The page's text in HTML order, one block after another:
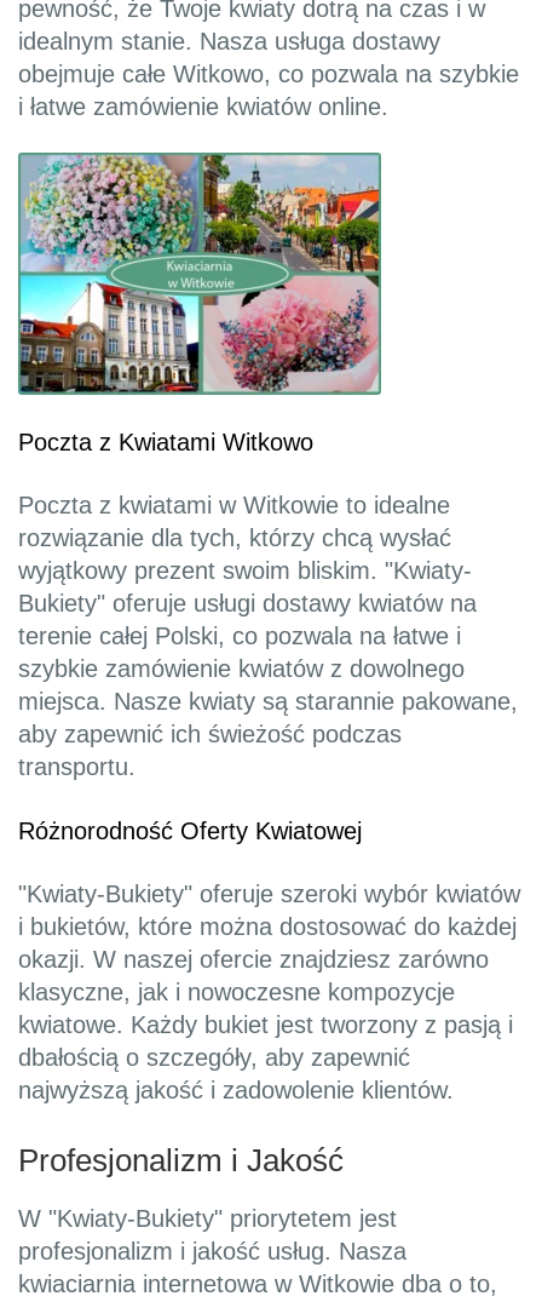
pewność, że Twoje kwiaty dotrą na czas i w
idealnym stanie. Nasza usługa dostawy
obejmuje całe Witkowo, co pozwala na szybkie
i łatwe zamówienie kwiatów online.
Poczta z Kwiatami Witkowo
Poczta z kwiatami w Witkowie to idealne
rozwiązanie dla tych, którzy chcą wysłać
wyjątkowy prezent swoim bliskim. "Kwiaty-
Bukiety" oferuje usługi dostawy kwiatów na
terenie całej Polski, co pozwala na łatwe i
szybkie zamówienie kwiatów z dowolnego
miejsca. Nasze kwiaty są starannie pakowane,
aby zapewnić ich świeżość podczas
transportu.
Różnorodność Oferty Kwiatowej
"Kwiaty-Bukiety" oferuje szeroki wybór kwiatów
i bukietów, które można dostosować do każdej
okazji. W naszej ofercie znajdziesz zarówno
klasyczne, jak i nowoczesne kompozycje
kwiatowe. Każdy bukiet jest tworzony z pasją i
dbałością o szczegóły, aby zapewnić
najwyższą jakość i zadowolenie klientów.
Profesjonalizm i Jakość
W "Kwiaty-Bukiety" priorytetem jest
profesjonalizm i jakość usług. Nasza
kwiaciarnia internetowa w Witkowie dba o to,